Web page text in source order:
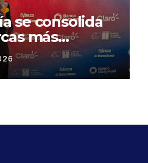
se consolida
más
Ecuador